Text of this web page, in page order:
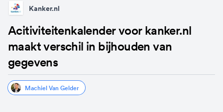
Kanker.nl
Acitiviteitenkalender voor kanker.nl
maakt verschil in bijhouden van
gegevens
Machiel Van Gelder